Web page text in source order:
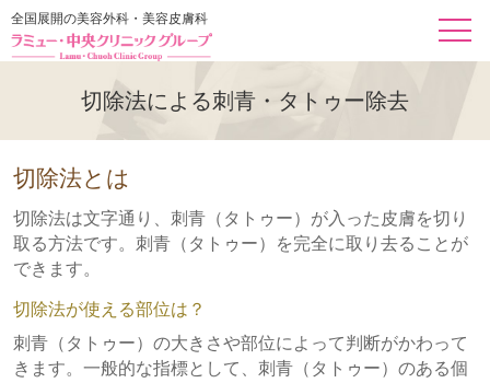
全国展開の美容外科・美容皮膚科
切除法による刺青・タトゥー除去
切除法とは
切除法は文字通り、刺青（タトゥー）が入った皮膚を切り
取る方法です。刺青（タトゥー）を完全に取り去ることが
できます。
切除法が使える部位は？
刺青（タトゥー）の大きさや部位によって判断がかわって
きます。一般的な指標として、刺青（タトゥー）のある個